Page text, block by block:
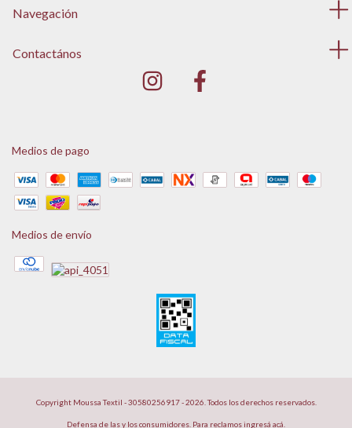
Navegación
Contactános
Medios de pago
Medios de envío
Copyright Moussa Textil - 30580256917 - 2026. Todos los derechos reservados.
Defensa de las y los consumidores. Para reclamosingresá acá.